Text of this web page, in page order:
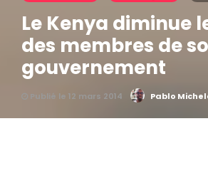
Le Kenya diminue
des membres de
gouvernement
Publié le 12 mars 2014 Pablo